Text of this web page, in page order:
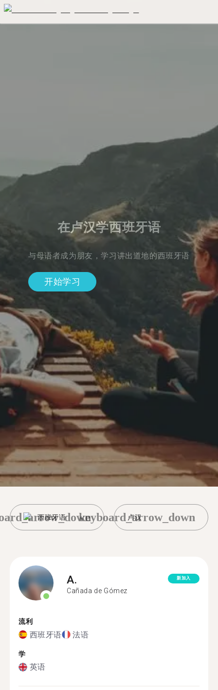
在卢汉学西班牙语
与母语者成为朋友，学习讲出道地的西班牙语
开始学习
西班牙语 卢汉
keyboard_arrow_down
A.
Cañada de Gómez
新加入
流利
西班牙语 法语
学
英语